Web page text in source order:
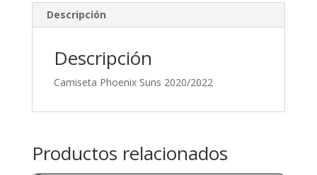
Descripción
Descripción
Camiseta Phoenix Suns 2020/2022
Productos relacionados